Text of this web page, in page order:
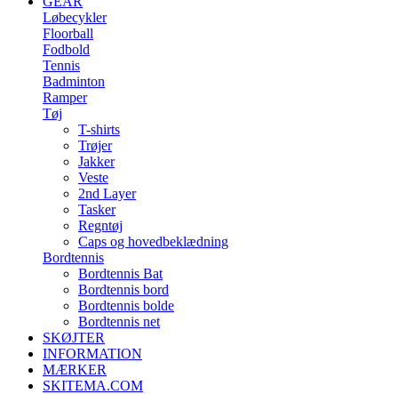
Løbecykler
Floorball
Fodbold
Tennis
Badminton
Ramper
Tøj
T-shirts
Trøjer
Jakker
Veste
2nd Layer
Tasker
Regntøj
Caps og hovedbeklædning
Bordtennis
Bordtennis Bat
Bordtennis bord
Bordtennis bolde
Bordtennis net
SKØJTER
INFORMATION
MÆRKER
SKITEMA.COM